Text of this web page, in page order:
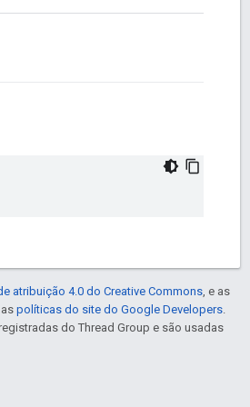
atribuição 4.0 do Creative Commons, e as
políticas do site do Google Developers.
do Thread Group e são usadas